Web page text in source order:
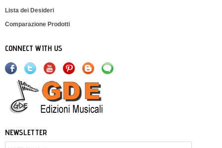
Lista dei Desideri
Comparazione Prodotti
CONNECT WITH US
NEWSLETTER